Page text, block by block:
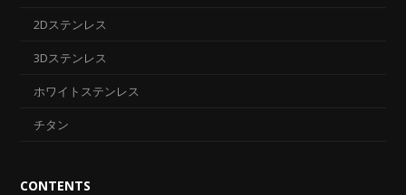
2Dステンレス
3Dステンレス
ホワイトステンレス
チタン
CONTENTS